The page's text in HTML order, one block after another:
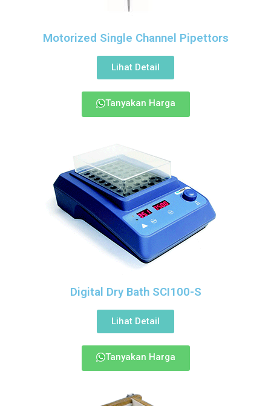
Motorized Single Channel Pipettors
Lihat Detail
Tanyakan Harga
Digital Dry Bath SCI100-S
Lihat Detail
Tanyakan Harga